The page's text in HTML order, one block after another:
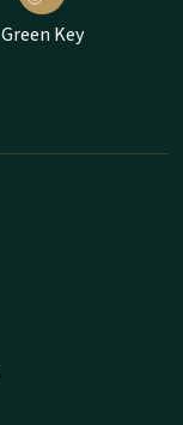
Green Key